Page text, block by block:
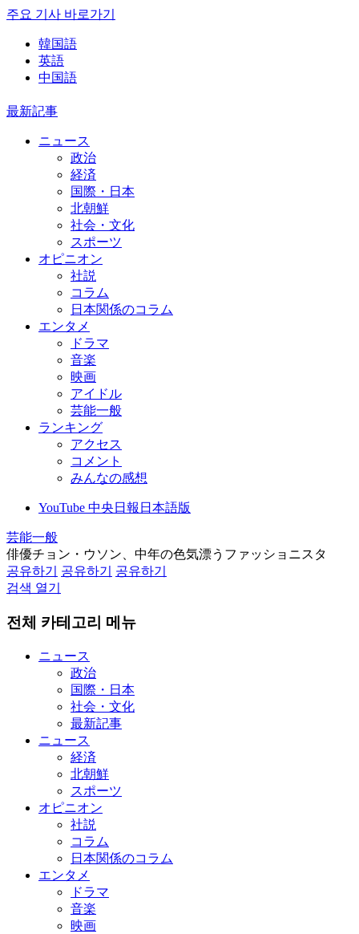
주요 기사 바로가기
韓国語
英語
中国語
最新記事
ニュース
政治
経済
国際・日本
北朝鮮
社会・文化
スポーツ
オピニオン
社説
コラム
日本関係のコラム
エンタメ
ドラマ
音楽
映画
アイドル
芸能一般
ランキング
アクセス
コメント
みんなの感想
YouTube 中央日報日本語版
芸能一般
俳優チョン・ウソン、中年の色気漂うファッショニスタ
공유하기
공유하기
공유하기
검색 열기
전체 카테고리 메뉴
ニュース
政治
国際・日本
社会・文化
最新記事
ニュース
経済
北朝鮮
スポーツ
オピニオン
社説
コラム
日本関係のコラム
エンタメ
ドラマ
音楽
映画